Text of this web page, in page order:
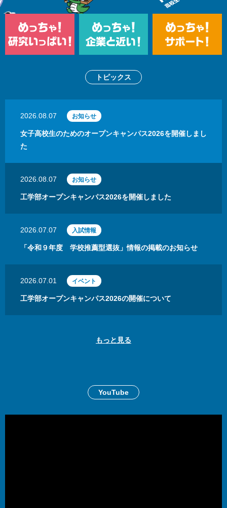
トピックス
2026.08.07 お知らせ
女子高校生のためのオープンキャンパス2026を開催しまし
た
2026.08.07 お知らせ
工学部オープンキャンパス2026を開催しました
2026.07.07 入試情報
「令和９年度 学校推薦型選抜」情報の掲載のお知らせ
2026.07.01 イベント
工学部オープンキャンパス2026の開催について
もっと見る
YouTube